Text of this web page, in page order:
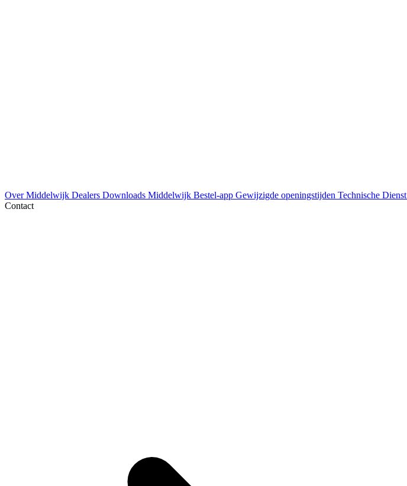
Over Middelwijk Dealers Downloads Middelwijk Bestel-app Gewijzigde openingstijden Technische Dienst
Contact